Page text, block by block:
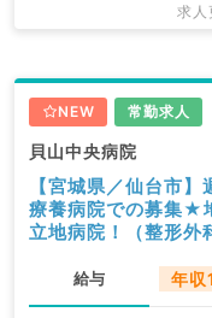
求
NEW 常勤求人
貝山中央病院
【宮城県／仙台市
療養病院での募集★
立地病院！（整形外
給与 年